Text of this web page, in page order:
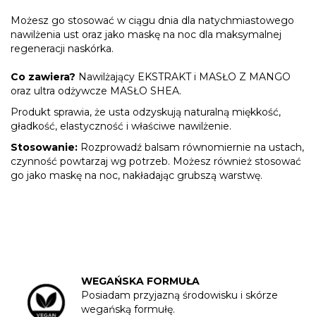
Możesz go stosować w ciągu dnia dla natychmiastowego
nawilżenia ust oraz jako maskę na noc dla maksymalnej
regeneracji naskórka.
Co zawiera? Nawilżający EKSTRAKT i MASŁO Z MANGO
oraz ultra odżywcze MASŁO SHEA.
Produkt sprawia, że usta odzyskują naturalną miękkość,
gładkość, elastyczność i właściwe nawilżenie.
Stosowanie: Rozprowadź balsam równomiernie na ustach,
czynność powtarzaj wg potrzeb. Możesz również stosować
go jako maskę na noc, nakładając grubszą warstwę.
WEGAŃSKA FORMUŁA
Posiadam przyjazną środowisku i skórze
wegańską formułę.